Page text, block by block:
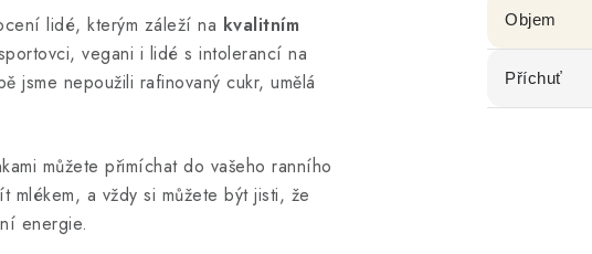
lidé, kterým záleží na kvalitním
vegani i lidé s intolerancí na
jsme nepoužili rafinovaný cukr, umělá
můžete přimíchat do vašeho ranního
a vždy si můžete být jisti, že
energie.
Objem
Příchuť